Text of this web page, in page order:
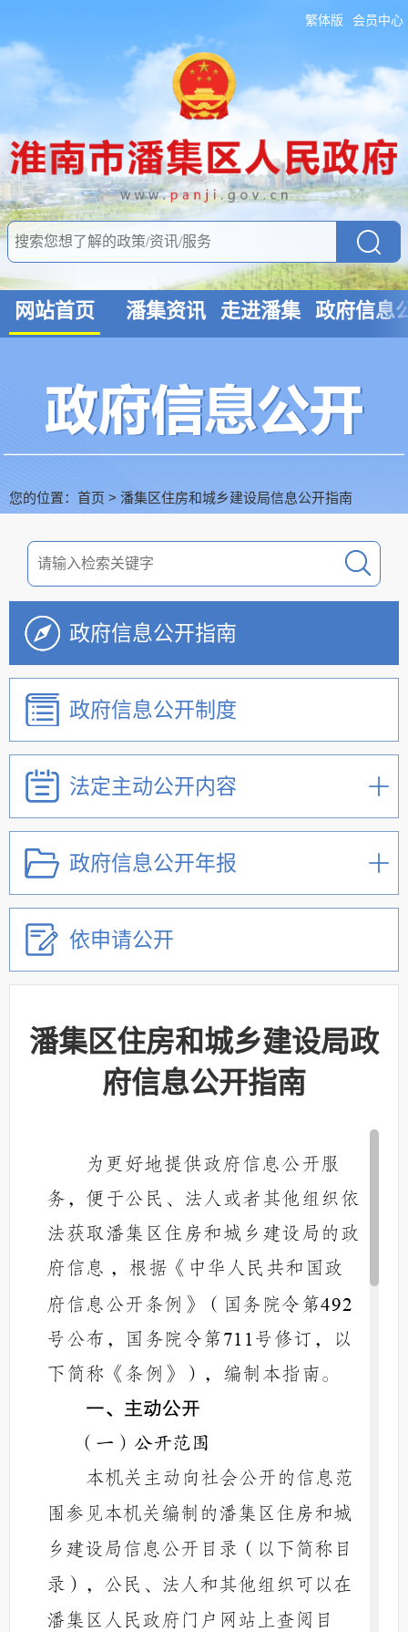
繁体版 会员中心
网站首页 潘集资讯 走进潘集 政府信息
您的位置： 首页 > 潘集区住房和城乡建设局信息公开指南
政府信息公开指南
政府信息公开制度
法定主动公开内容
政府信息公开年报
依申请公开
潘集区住房和城乡建设局政
府信息公开指南
为更好地提供政府信息公开服
务，便于公民、法人或者其他组织依
法获取潘集区住房和城乡建设局 的政
府信息 ，根据《中华人民共和国政
府信息公开条例》（国务院令第492
号公布，国务院令第711 号修订，以
下简称《条例》），编制本指南。
一、 主动公开
（一）公开范围
本机关主动向社会公开的信息范
围参见本机关编制的潘集区 住房和城
乡建设局信息公开目录（以下简称目
录），公民、法人和其他组织可以在
潘集区人民政府门户网站 上查阅目